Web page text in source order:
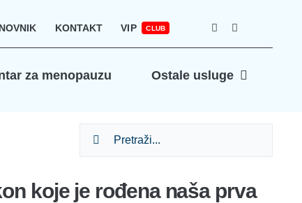
KONTAKT VIP CLUB
za menopauzu Ostale usluge
Search
koje je rođena naša prva